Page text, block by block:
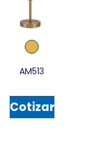
AM513
Cotizar